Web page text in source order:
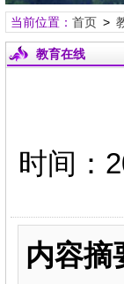
当前位置： 首页>
教育在线
时间：
内容摘